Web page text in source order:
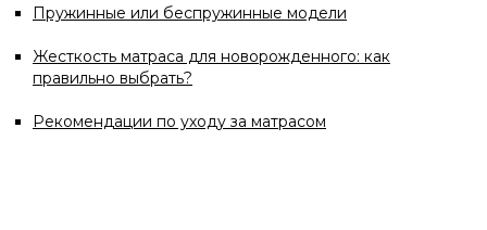
Пружинные или беспружинные модели
Жесткость матраса для новорожденного: как
правильно выбрать?
Рекомендации по уходу за матрасом